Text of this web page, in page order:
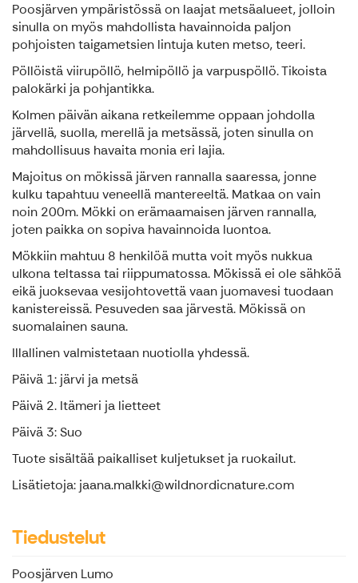
Poosjärven ympäristössä on laajat metsäalueet, jolloin
sinulla on myös mahdollista havainnoida paljon
pohjoisten taigametsien lintuja kuten metso, teeri.
Pöllöistä viirupöllö, helmipöllö ja varpuspöllö. Tikoista
palokärki ja pohjantikka.
Kolmen päivän aikana retkeilemme oppaan johdolla
järvellä, suolla, merellä ja metsässä, joten sinulla on
mahdollisuus havaita monia eri lajia.
Majoitus on mökissä järven rannalla saaressa, jonne
kulku tapahtuu veneellä mantereeltä. Matkaa on vain
noin 200m. Mökki on erämaamaisen järven rannalla,
joten paikka on sopiva havainnoida luontoa.
Mökkiin mahtuu 8 henkilöä mutta voit myös nukkua
ulkona teltassa tai riippumatossa. Mökissä ei ole sähköä
eikä juoksevaa vesijohtovettä vaan juomavesi tuodaan
kanistereissä. Pesuveden saa järvestä. Mökissä on
suomalainen sauna.
Illallinen valmistetaan nuotiolla yhdessä.
Päivä 1: järvi ja metsä
Päivä 2. Itämeri ja lietteet
Päivä 3: Suo
Tuote sisältää paikalliset kuljetukset ja ruokailut.
Lisätietoja: jaana.malkki@wildnordicnature.com
Tiedustelut
Poosjärven Lumo